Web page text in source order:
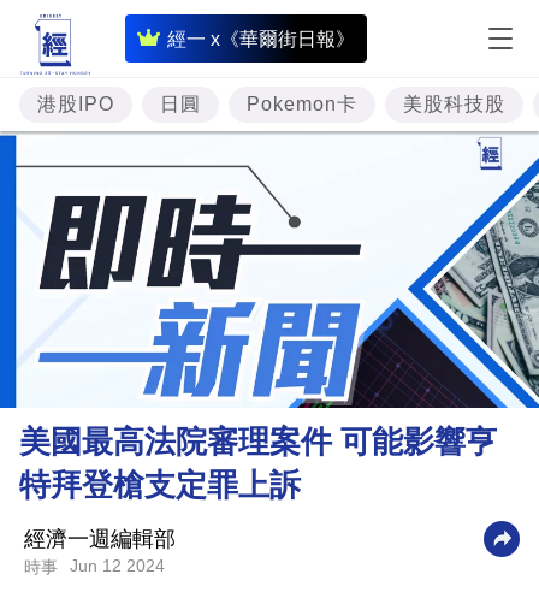
經一 x《華爾街日報》
即
時
財
經
專
題
投
資
樓
市
財
商
業
科
港股IPO 日圓 Pokemon卡 美股科技股
美國最高法院審理案件 可能影響亨
特拜登槍支定罪上訴
經濟一週編輯部
時事 Jun 12 2024